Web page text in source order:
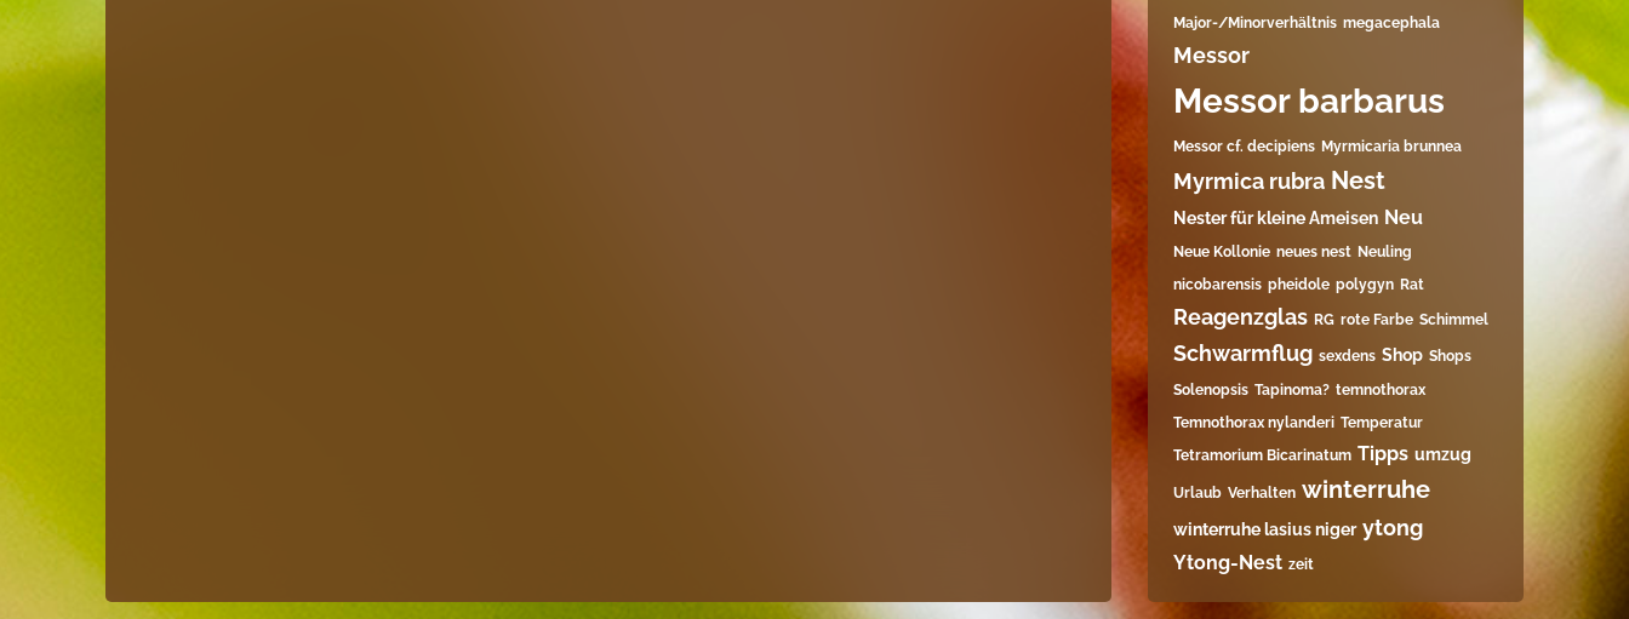
Major-/Minorverhältnis megacephala
Messor
Messor barbarus
Messor cf. decipiens Myrmicaria brunnea
Myrmica rubra Nest
Nester für kleine Ameisen Neu
Neue Kollonie neues nest Neuling
nicobarensis pheidole polygyn Rat
Reagenzglas RG rote Farbe Schimmel
Schwarmflug sexdens Shop Shops
Solenopsis Tapinoma? temnothorax
Temnothorax nylanderi Temperatur
Tetramorium Bicarinatum​ Tipps umzug
Urlaub Verhalten winterruhe
winterruhe lasius niger ytong
Ytong-Nest zeit